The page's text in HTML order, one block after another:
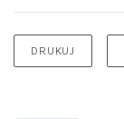
DRUKUJ